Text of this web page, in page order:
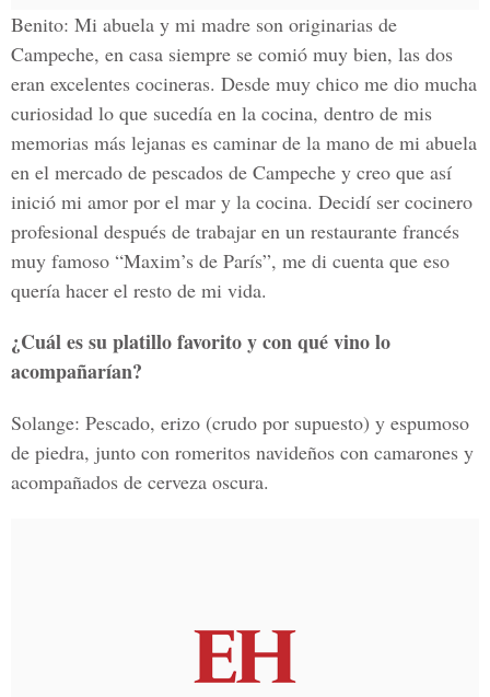
Benito: Mi abuela y mi madre son originarias de
Campeche, en casa siempre se comió muy bien, las dos
eran excelentes cocineras. Desde muy chico me dio mucha
curiosidad lo que sucedía en la cocina, dentro de mis
memorias más lejanas es caminar de la mano de mi abuela
en el mercado de pescados de Campeche y creo que así
inició mi amor por el mar y la cocina. Decidí ser cocinero
profesional después de trabajar en un restaurante francés
muy famoso “Maxim’s de París”, me di cuenta que eso
quería hacer el resto de mi vida.
¿Cuál es su platillo favorito y con qué vino lo
acompañarían?
Solange: Pescado, erizo (crudo por supuesto) y espumoso
de piedra, junto con romeritos navideños con camarones y
acompañados de cerveza oscura.